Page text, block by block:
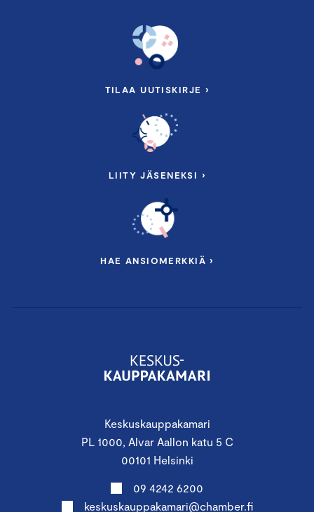
Keskuskauppakamari
PL 1000, Alvar Aallon katu 5 C
00101 Helsinki
09 4242 6200
keskuskauppakamari@chamber.fi
TILAA UUTISKIRJE ›
LIITY JÄSENEKSI ›
HAE ANSIOMERKKIÄ ›